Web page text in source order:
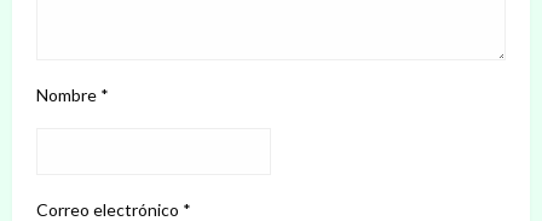
Nombre *
Correo electrónico *